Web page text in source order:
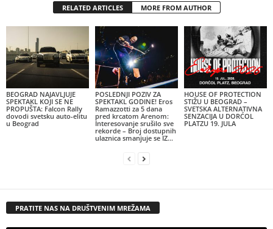
RELATED ARTICLES MORE FROM AUTHOR
BEOGRAD NAJAVLJUJE
SPEKTAKL KOJI SE NE
PROPUŠTA: Falcon Rally
dovodi svetsku auto-elitu
u Beograd
POSLEDNJI POZIV ZA
SPEKTAKL GODINE! Eros
Ramazzotti za 5 dana
pred krcatom Arenom:
Interesovanje srušilo sve
rekorde – Broj dostupnih
ulaznica smanjuje se IZ...
HOUSE OF PROTECTION
STIŽU U BEOGRAD –
SVETSKA ALTERNATIVNA
SENZACIJA U DORĆOL
PLATZU 19. JULA
PRATITE NAS NA DRUŠTVENIM MREŽAMA